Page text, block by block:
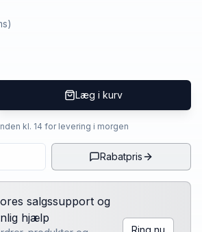
Læg i kurv
kl. 14 for levering i morgen
Rabatpris
salgssupport og
hjælp
Ring nu